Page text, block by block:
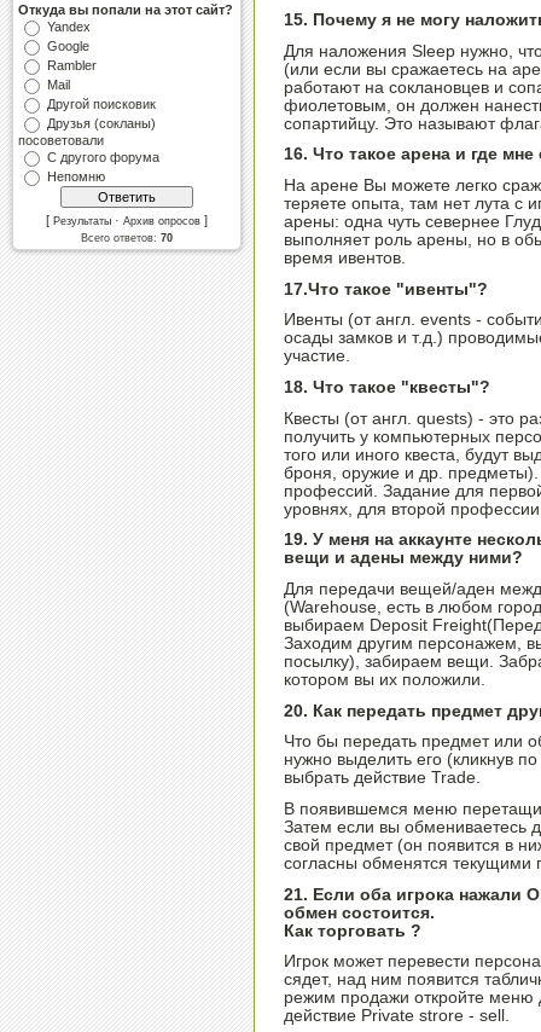
Откуда вы попали на этот сайт?
Yandex
Google
Rambler
Mail
Другой поисковик
Друзья (сокланы)
посоветовали
С другого форума
Непомню
[ Результаты · Архив опросов ]
Всего ответов: 70
15. Почему я не могу
Для наложения Sleep нужно,
(или если вы сражаетесь на
работают на соклановцев и
фиолетовым, он должен
сопартийцу. Это называют
16. Что такое арена и где мне
На арене Вы можете легко
теряете опыта, там нет лута с
арены: одна чуть севернее
выполняет роль арены, но в
время ивентов.
17.Что такое "ивенты"?
Ивенты (от англ. events -
осады замков и т.д.)
участие.
18. Что такое "квесты"?
Квесты (от англ. quests) - это
получить у компьютерных
того или иного квеста, будут
броня, оружие и др.
профессий. Задание для
уровнях, для второй
19. У меня на аккаунте
вещи и адены между ними?
Для передачи вещей/аден
(Warehouse, есть в любом
выбираем Deposit
Заходим другим персонажем,
посылку), забираем вещи.
котором вы их положили.
20. Как передать предмет
Что бы передать предмет или
нужно выделить его (кликнув
выбрать действие Trade.
В появившемся меню
Затем если вы обмениваетесь
свой предмет (он появится в
согласны обменятся текущими
21. Если оба игрока нажали
обмен состоится.
Как торговать ?
Игрок может перевести
сядет, над ним появится
режим продажи откройте меню
действие Private strore - sell.